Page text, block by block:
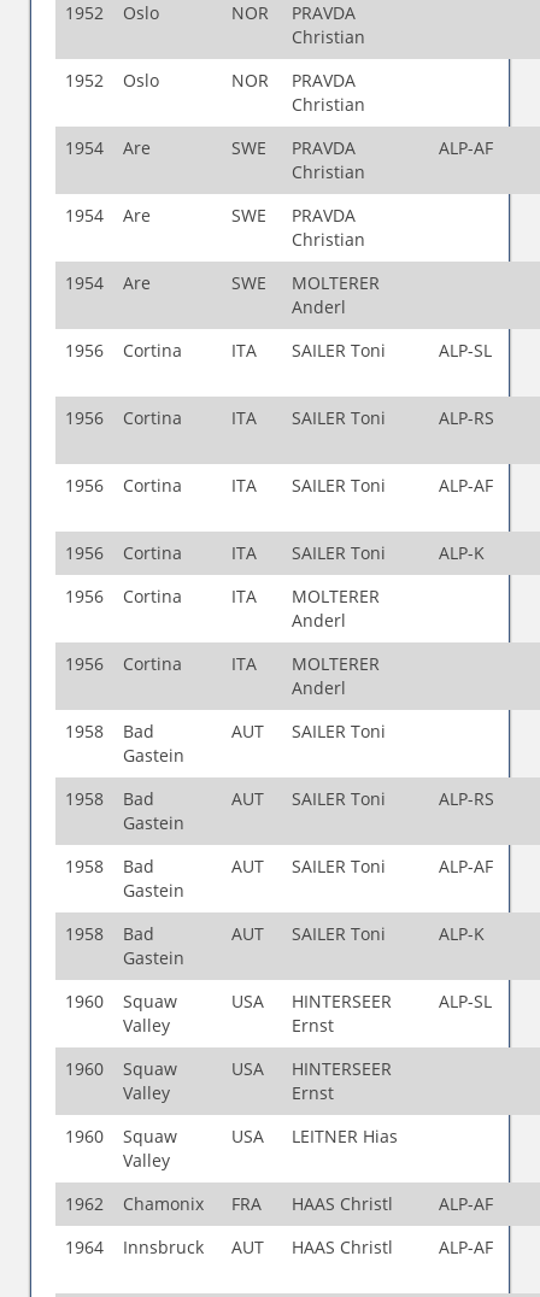
1952
Oslo NOR
PRAVDA
Christian
1952
Oslo NOR
PRAVDA
Christian
1954
Are SWE
PRAVDA
Christian
ALP-AF
1954 Are SWE
PRAVDA
Christian
1954
Are SWE
MOLTERER
Anderl
1956
Cortina ITA SAILER Toni ALP-SL
1956 Cortina ITA SAILER Toni ALP-RS
1956 Cortina ITA SAILER Toni ALP-AF
1956 Cortina ITA SAILER Toni
ALP-K
1956
Cortina ITA
MOLTERER
Anderl
1956
Cortina ITA
MOLTERER
Anderl
1958
Bad
Gastein
AUT SAILER Toni
1958
Bad
Gastein
AUT SAILER Toni ALP-RS
1958
Bad
Gastein
AUT SAILER Toni ALP-AF
1958
Bad
Gastein
AUT SAILER Toni ALP-K
1960
Squaw
Valley
USA
HINTERSEER
Ernst
ALP-SL
1960
Squaw
Valley
USA
HINTERSEER
Ernst
1960
Squaw
Valley
USA LEITNER Hias
1962 Chamonix FRA HAAS Christl
ALP-AF
1964
Innsbruck AUT HAAS Christl ALP-AF